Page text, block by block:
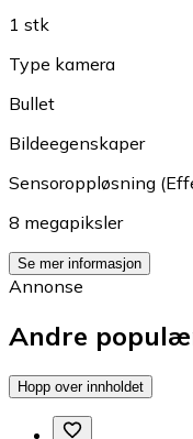
1 stk
Type kamera
Bullet
Bildeegenskaper
Sensoroppløsning
8 megapiksler
Se mer informasjon
Annonse
Andre
Hopp over innholdet